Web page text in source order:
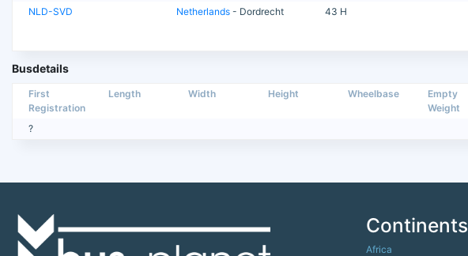
NLD-SVD
Netherlands - Dordrecht 43 H
Busdetails
First
Registration
Length Width Height Wheelbase
Empty
Weight
?
Continents
Africa